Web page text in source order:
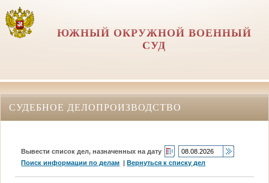
ЮЖНЫЙ ОКРУЖНОЙ ВОЕННЫЙ
СУД
СУДЕБНОЕ ДЕЛОПРОИЗВОДСТВО
Вывести список дел, назначенных на дату
Поиск информации по делам |Вернуться к списку дел